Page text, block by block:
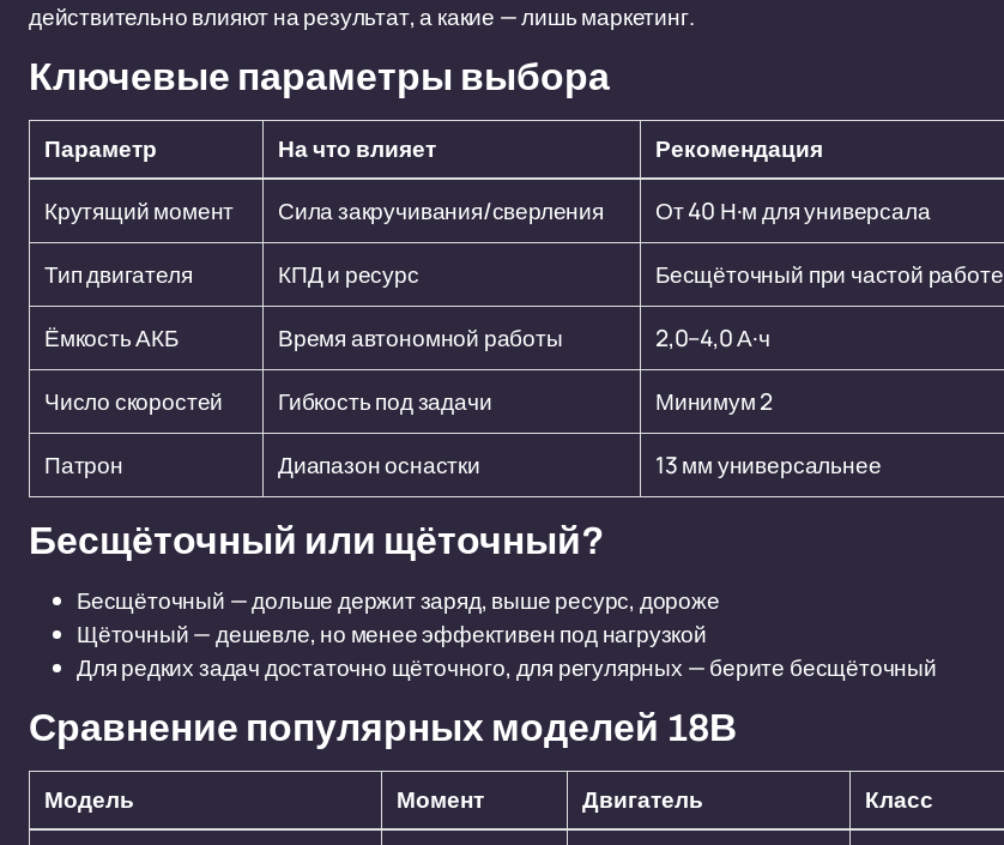
действительно влияют на результат, а какие — лишь маркетинг.
Ключевые параметры выбора
Параметр На что влияет Рекомендация
Крутящий момент Сила закручивания/сверления От 40 Н·м для универсала
Тип двигателя КПД и ресурс Бесщёточный при частой работе
Ёмкость АКБ Время автономной работы 2,0–4,0 А·ч
Число скоростей Гибкость под задачи Минимум 2
Патрон Диапазон оснастки 13 мм универсальнее
Бесщёточный или щёточный?
Бесщёточный — дольше держит заряд, выше ресурс, дороже
Щёточный — дешевле, но менее эффективен под нагрузкой
Для редких задач достаточно щёточного, для регулярных — берите бесщёточный
Сравнение популярных моделей 18В
Модель Момент Двигатель Класс